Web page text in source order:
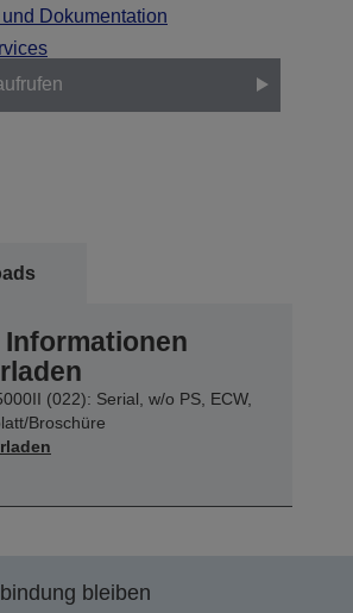
Dokumentation
Informationen
(022): Serial, w/o PS, ECW,
Broschüre
bleiben